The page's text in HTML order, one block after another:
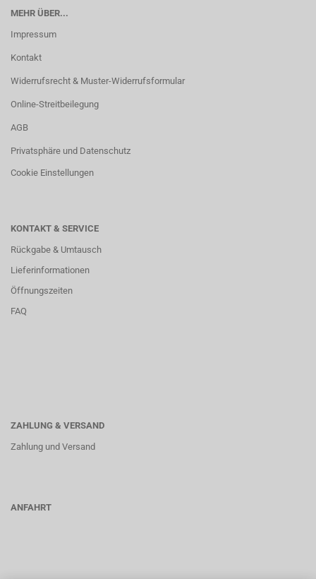
MEHR ÜBER...
Impressum
Kontakt
Widerrufsrecht & Muster-Widerrufsformular
Online-Streitbeilegung
AGB
Privatsphäre und Datenschutz
Cookie Einstellungen
KONTAKT & SERVICE
Rückgabe & Umtausch
Lieferinformationen
Öffnungszeiten
FAQ
ZAHLUNG & VERSAND
Zahlung und Versand
ANFAHRT